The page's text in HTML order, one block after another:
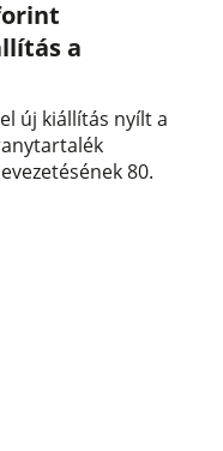
a
új kiállítás nyílt a
80.